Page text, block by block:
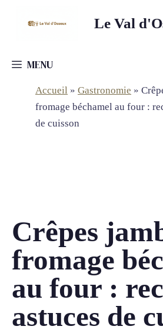
Le Val
MENU
Accueil » Gastronomie »
fromage béchamel au four :
de cuisson
Crêpes
fromage
au four :
astuces de